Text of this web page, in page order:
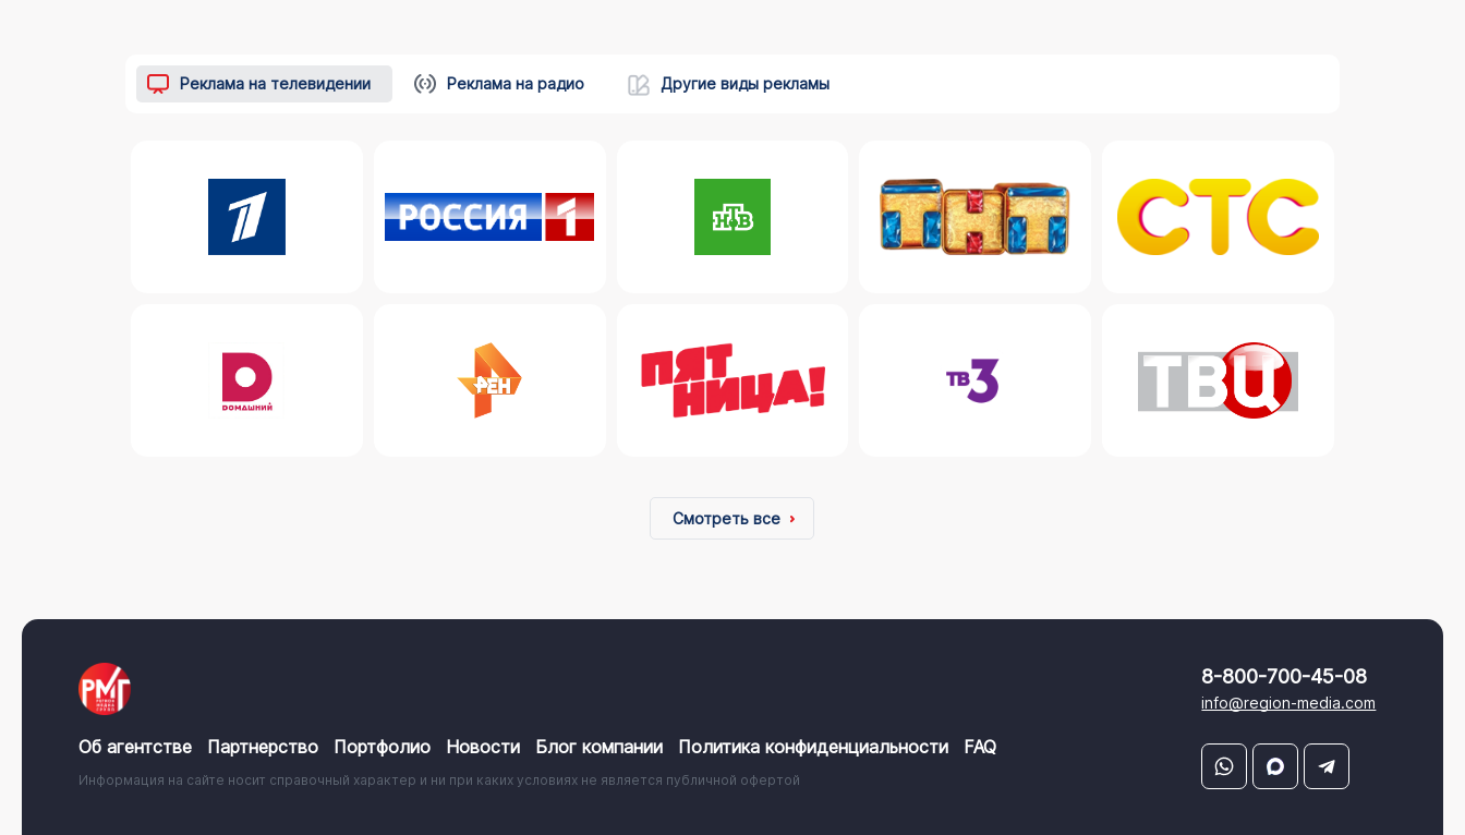
Реклама на телевидении Реклама на радио Другие виды рекламы
Смотреть все
8-800-700-45-08
info@region-media.com
Об агентстве Партнерство Портфолио Новости Блог компании Политика конфиденциальности FAQ
Информация на сайте носит справочный характер и ни при каких условиях не является публичной офертой